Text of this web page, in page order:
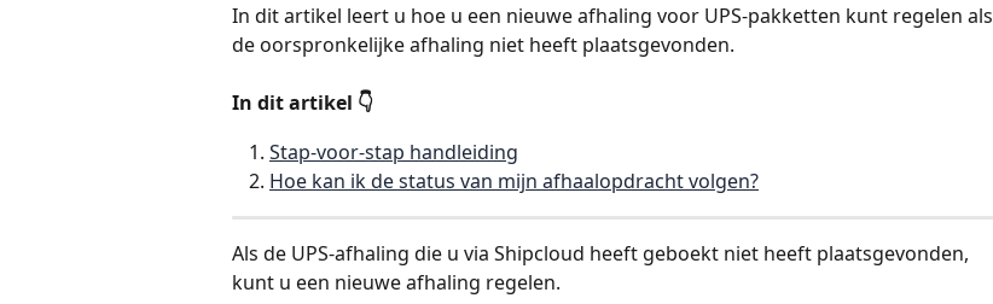
In dit artikel leert u hoe u een nieuwe afhaling voor UPS-pakketten kunt regelen als
de oorspronkelijke afhaling niet heeft plaatsgevonden.
In dit artikel 👇
Stap-voor-stap handleiding
Hoe kan ik de status van mijn afhaalopdracht volgen?
Als de UPS-afhaling die u via Shipcloud heeft geboekt niet heeft plaatsgevonden,
kunt u een nieuwe afhaling regelen.